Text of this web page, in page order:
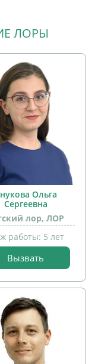
ЛОРЫ
Ольга
Сергеевна
лор, ЛОР
работы: 5 лет
Вызвать